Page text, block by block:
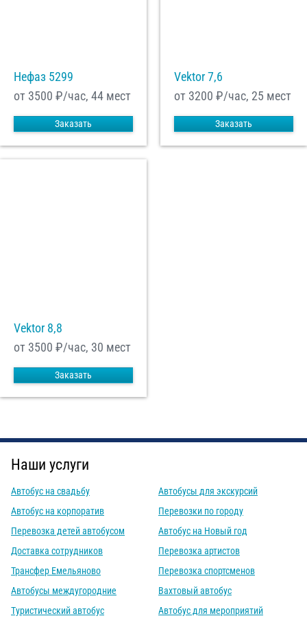
Нефаз 5299
от 3500 ₽/час, 44 мест
Заказать
Vektor 7,6
от 3200 ₽/час, 25 мест
Заказать
Vektor 8,8
от 3500 ₽/час, 30 мест
Заказать
Наши услуги
Автобус на свадьбу
Автобус на корпоратив
Перевозка детей автобусом
Доставка сотрудников
Трансфер Емельяново
Автобусы междугородние
Туристический автобус
Автобусы для экскурсий
Перевозки по городу
Автобус на Новый год
Перевозка артистов
Перевозка спортсменов
Вахтовый автобус
Автобус для мероприятий